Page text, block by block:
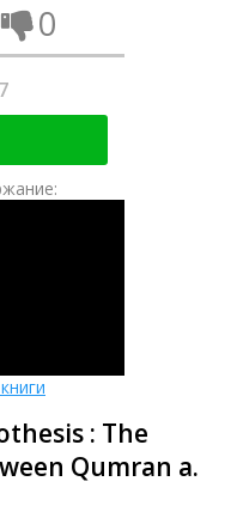
0
: The
Qumran a.